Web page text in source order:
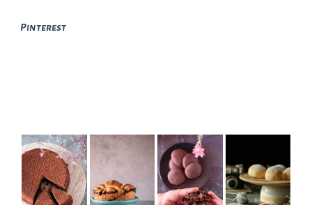
Pinterest